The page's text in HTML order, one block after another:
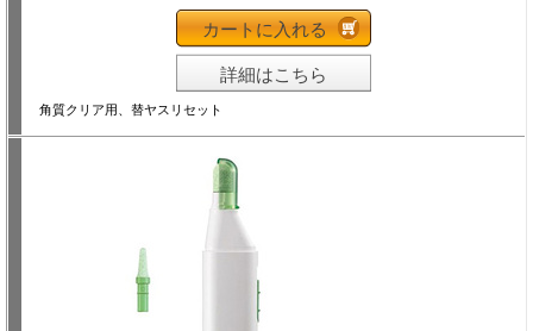
カートに入れる
詳細はこちら
角質クリア用、替ヤスリセット